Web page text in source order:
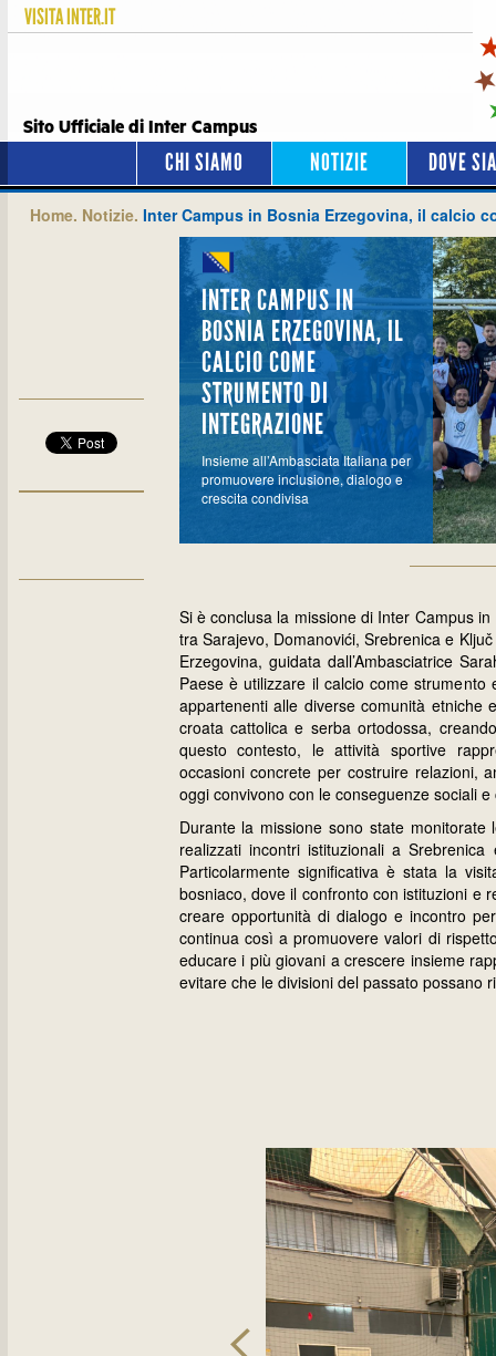
VISITAINTER.IT
Sito Ufficiale di Inter Campus
CHI SIAMO NOTIZIE DOVE
Home. Notizie. Inter Campus in Bosnia Erzegovina, il calcio
INTER CAMPUS IN
BOSNIA ERZEGOVINA, IL
CALCIO COME
STRUMENTO DI
INTEGRAZIONE
Insieme all’Ambasciata Italiana per
promuovere inclusione, dialogo e
crescita condivisa
Si è conclusa la missione di Inter Campus
tra Sarajevo, Domanovići, Srebrenica e
Erzegovina, guidata dall’Ambasciatrice
Paese è utilizzare il calcio come
appartenenti alle diverse comunità etniche
croata cattolica e serba ortodossa,
questo contesto, le attività sportive
occasioni concrete per costruire relazioni,
oggi convivono con le conseguenze sociali
Durante la missione sono state
realizzati incontri istituzionali a
Particolarmente significativa è stata la
bosniaco, dove il confronto con istituzioni e
creare opportunità di dialogo e incontro
continua così a promuovere valori di
educare i più giovani a crescere insieme
evitare che le divisioni del passato possano